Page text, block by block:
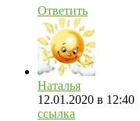
Ответить
Наталья
12.01.2020 в 12:40
ссылка